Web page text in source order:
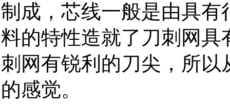
制成，芯线一般是由具
料的特性造就了刀刺网
刺网有锐利的刀尖，所
的感觉。